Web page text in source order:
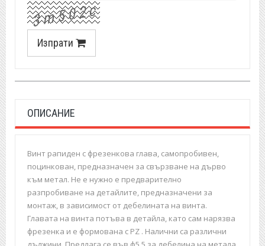
3m502c
Изпрати
ОПИСАНИЕ
Винт рапиден с фрезенкова глава, самопробивен,
поцинкован, предназначен за свързване на дърво
към метал. Не е нужно е предварително
разпробиване на детайлите, предназначени за
монтаж, в зависимост от дебелината на винта.
Главата на винта потъва в детайла, като сам нарязва
фрезенка и е формована с PZ . Налични са различни